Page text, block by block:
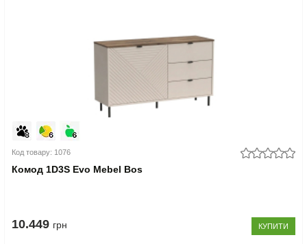
Код товару: 1076
Комод 1D3S Evo Mebel Bos
10.449 грн КУПИТИ